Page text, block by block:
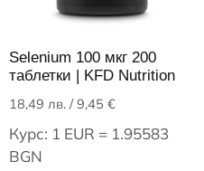
Selenium 100 мкг 200
таблетки | KFD Nutrition
18,49 лв. / 9,45 €
Курс: 1 EUR = 1.95583
BGN